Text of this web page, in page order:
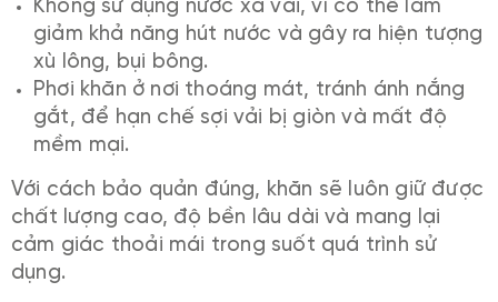
Không sử dụng nước xả vải, vì có thể làm
giảm khả năng hút nước và gây ra hiện tượng
xù lông, bụi bông.
Phơi khăn ở nơi thoáng mát, tránh ánh nắng
gắt, để hạn chế sợi vải bị giòn và mất độ
mềm mại.
Với cách bảo quản đúng, khăn sẽ luôn giữ được
chất lượng cao, độ bền lâu dài và mang lại
cảm giác thoải mái trong suốt quá trình sử
dụng.